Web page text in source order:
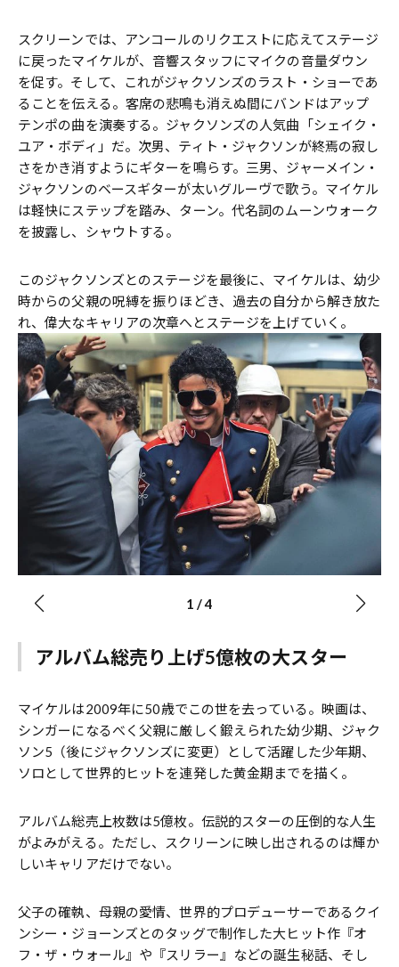
スクリーンでは、アンコールのリクエストに応えてステージ
に戻ったマイケルが、音響スタッフにマイクの音量ダウン
を促す。そして、これがジャクソンズのラスト・ショーであ
ることを伝える。客席の悲鳴も消えぬ間にバンドはアップ
テンポの曲を演奏する。ジャクソンズの人気曲「シェイク・
ユア・ボディ」だ。次男、ティト・ジャクソンが終焉の寂し
さをかき消すようにギターを鳴らす。三男、ジャーメイン・
ジャクソンのベースギターが太いグルーヴで歌う。マイケル
は軽快にステップを踏み、ターン。代名詞のムーンウォーク
を披露し、シャウトする。
このジャクソンズとのステージを最後に、マイケルは、幼少
時からの父親の呪縛を振りほどき、過去の自分から解き放た
れ、偉大なキャリアの次章へとステージを上げていく。
1 /4
アルバム総売り上げ5億枚の大スター
マイケルは2009年に50歳でこの世を去っている。映画は、
シンガーになるべく父親に厳しく鍛えられた幼少期、ジャク
ソン5（後にジャクソンズに変更）として活躍した少年期、
ソロとして世界的ヒットを連発した黄金期までを描く。
アルバム総売上枚数は5億枚。伝説的スターの圧倒的な人生
がよみがえる。ただし、スクリーンに映し出されるのは輝か
しいキャリアだけでない。
父子の確執、母親の愛情、世界的プロデューサーであるクイ
ンシー・ジョーンズとのタッグで制作した大ヒット作『オ
フ・ザ・ウォール』や『スリラー』などの誕生秘話、そし